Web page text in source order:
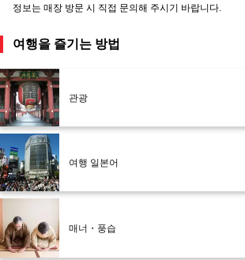
정보는 매장 방문 시 직접 문의해 주시기 바랍니다.
여행을 즐기는 방법
관광
여행 일본어
매너・풍습